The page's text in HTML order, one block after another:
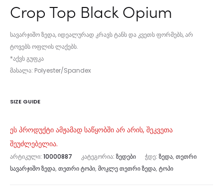
Crop Top Black Opium
სავარჯიშო ზედა, იდეალურად კრავს ტანს და კვეთს ფორმებს, არ
ტოვებს ოფლის ლაქებს.
*აქვს გუფკა
მასალა: Polyester/Spandex
SIZE GUIDE
ეს პროდუქტი ამჟამად საწყობში არ არის, შეკვეთა
შეუძლებელია.
ᲐᲠᲢᲘᲙᲣᲚᲘ: 10000887 ᲙᲐᲢᲔᲒᲝᲠᲘᲐ: ᲖᲔᲓᲔᲑᲘ ᲭᲓᲔ: ᲖᲔᲓᲐ, ᲗᲔᲗᲠᲘ
ᲡᲐᲕᲐᲠᲯᲘᲨᲝ ᲖᲔᲓᲐ, ᲗᲔᲗᲠᲘ ᲢᲝᲞᲘ, ᲛᲝᲙᲚᲔ ᲗᲔᲗᲠᲘ ᲖᲔᲓᲐ, ᲢᲝᲞᲘ